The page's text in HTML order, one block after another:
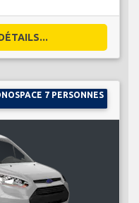
7 PERSONNES